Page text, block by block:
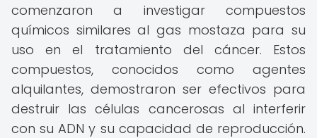
comenzaron a investigar compuestos
químicos similares al gas mostaza para su
uso en el tratamiento del cáncer. Estos
compuestos, conocidos como agentes
alquilantes, demostraron ser efectivos para
destruir las células cancerosas al interferir
con su ADN y su capacidad de reproducción.